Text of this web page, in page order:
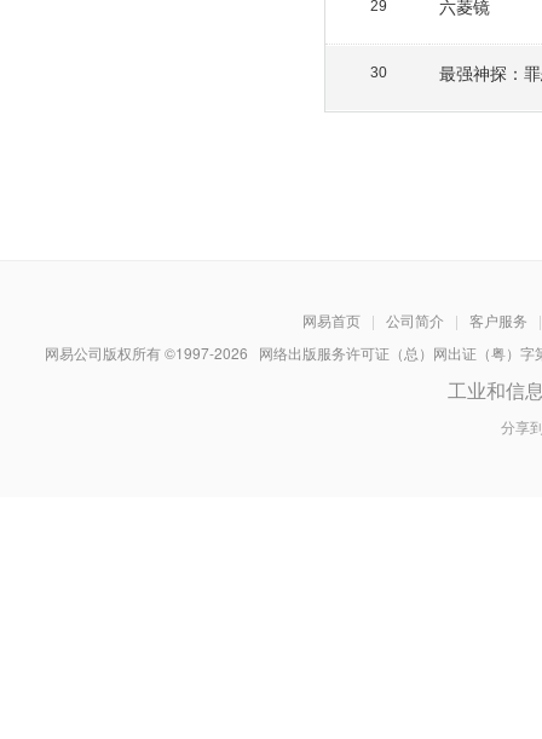
29 六菱镜
30 最强神探：
网易首页 | 公司简介 | 客户服务
|
网易公司版权所有 ©1997-2026 网络出版服务许可证（总）网出证（粤）
工业和信
分享